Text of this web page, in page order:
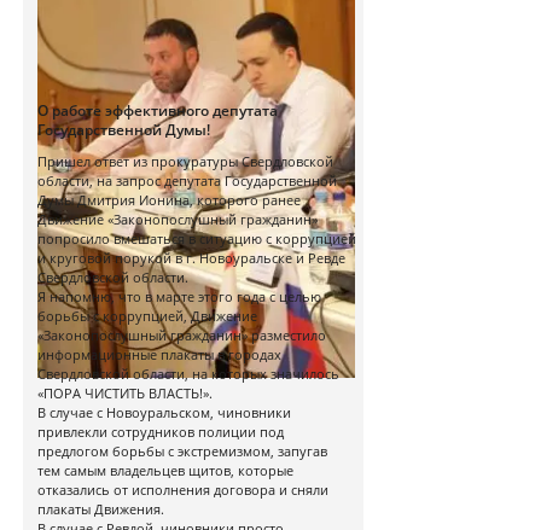
О работе эффективного депутата
Государственной Думы!
В случае с Новоуральском, чиновники
привлекли сотрудников полиции под
предлогом борьбы с экстремизмом, запугав
тем самым владельцев щитов, которые
отказались от исполнения договора и сняли
плакаты Движения.
Пришел ответ из прокуратуры Свердловской
области, на запрос депутата Государственной
Думы Дмитрия Ионина, которого ранее
Движение «Законопослушный гражданин»
попросило вмешаться в ситуацию с коррупцией
и круговой порукой в г. Новоуральске и Ревде
Свердловской области.
Я напомню, что в марте этого года с целью
борьбы с коррупцией, Движение
«Законопослушный гражданин» разместило
информационные плакаты в городах
Свердловской области, на которых значилось
«ПОРА ЧИСТИТЬ ВЛАСТЬ!».